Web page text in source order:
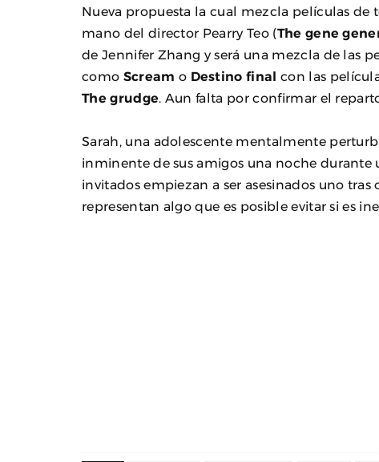
Nueva propuesta la cual mezcla películas
mano del director Pearry Teo (The gene
de Jennifer Zhang y será una mezcla de las
como Scream o Destino final con las
The grudge . Aun falta por confirmar el
Sarah, una adolescente mentalmente
inminente de sus amigos una noche durante
invitados empiezan a ser asesinados uno
representan algo que es posible evitar si es